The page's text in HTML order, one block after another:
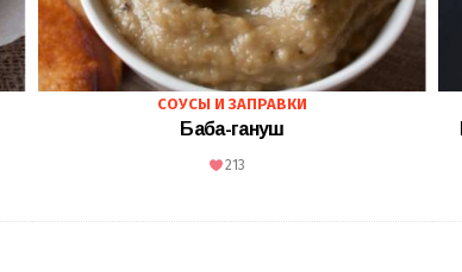
СОУСЫ И ЗАПРАВКИ
Баба-гануш
213